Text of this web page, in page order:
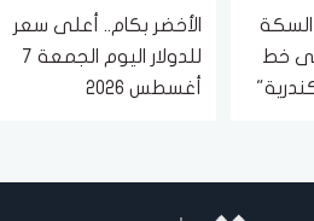
السكة
خط
الأخضر بكام.. أعلى سعر
للدولار اليوم الجمعة 7
أغسطس 2026